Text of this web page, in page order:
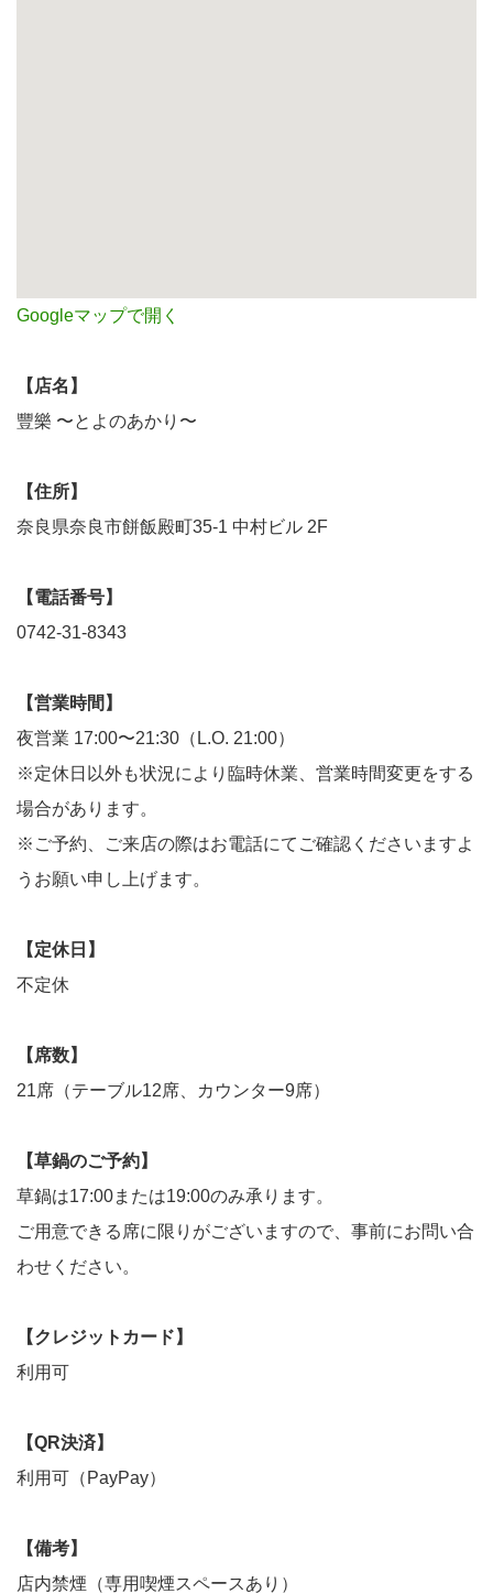
Googleマップで開く
【店名】
豐樂 〜とよのあかり〜
【住所】
奈良県奈良市餅飯殿町35-1 中村ビル 2F
【電話番号】
0742-31-8343
【営業時間】
夜営業 17:00〜21:30（L.O. 21:00）
※定休日以外も状況により臨時休業、営業時間変更をする
場合があります。
※ご予約、ご来店の際はお電話にてご確認くださいますよ
うお願い申し上げます。
【定休日】
不定休
【席数】
21席（テーブル12席、カウンター9席）
【草鍋のご予約】
草鍋は17:00または19:00のみ承ります。
ご用意できる席に限りがございますので、事前にお問い合
わせください。
【クレジットカード】
利用可
【QR決済】
利用可（PayPay）
【備考】
店内禁煙（専用喫煙スペースあり）